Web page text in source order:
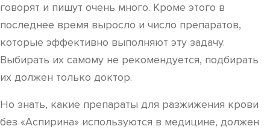
говорят и пишут очень много. Кроме этого в
последнее время выросло и число препаратов,
которые эффективно выполняют эту задачу.
Выбирать их самому не рекомендуется, подбирать
их должен только доктор.
Но знать, какие препараты для разжижения крови
без «Аспирина» используются в медицине, должен